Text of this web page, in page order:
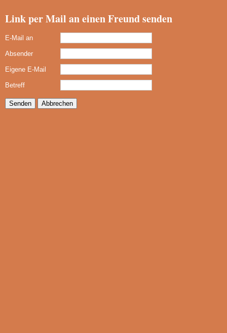
Link per Mail an einen Freund senden
E-Mail an
Absender
Eigene E-Mail
Betreff
Senden Abbrechen